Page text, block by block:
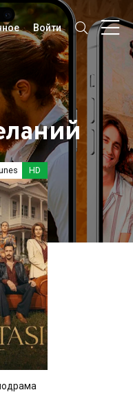
Войти
HD